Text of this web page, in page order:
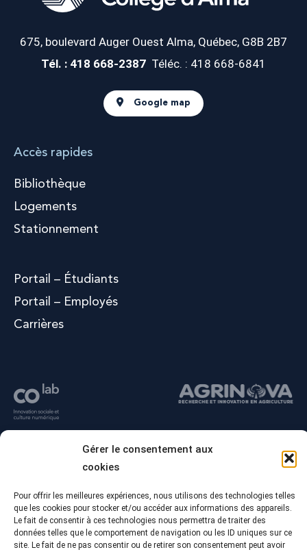
Gérer le consentement aux
cookies
Pour offrir les meilleures expériences, nous utilisons des technologies telles
que les cookies pour stocker et/ou accéder aux informations des appareils.
Le fait de consentir à ces technologies nous permettra de traiter des
données telles que le comportement de navigation ou les ID uniques sur ce
site. Le fait de ne pas consentir ou de retirer son consentement peut avoir
675, boulevard Auger Ouest Alma, Québec, G8B 2B7
Tél. : 418 668-2387 Téléc. : 418 668-6841
Google map
Accès rapides
Bibliothèque
Logements
Stationnement
Portail – Étudiants
Portail – Employés
Carrières